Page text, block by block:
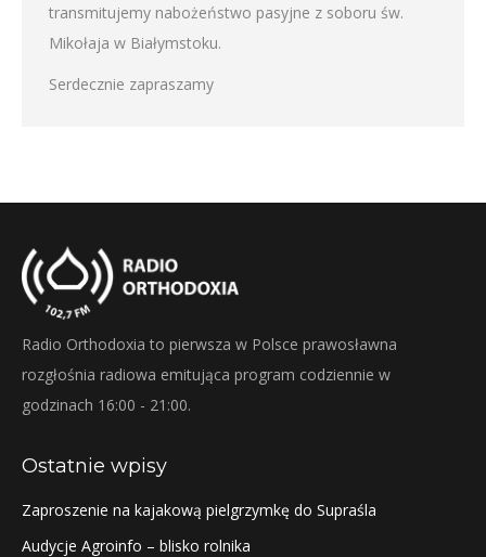
transmitujemy nabożeństwo pasyjne z soboru św.
Mikołaja w Białymstoku.
Serdecznie zapraszamy
Radio Orthodoxia to pierwsza w Polsce prawosławna
rozgłośnia radiowa emitująca program codziennie w
godzinach 16:00 - 21:00.
Ostatnie wpisy
Zaproszenie na kajakową pielgrzymkę do Supraśla
Audycje Agroinfo – blisko rolnika